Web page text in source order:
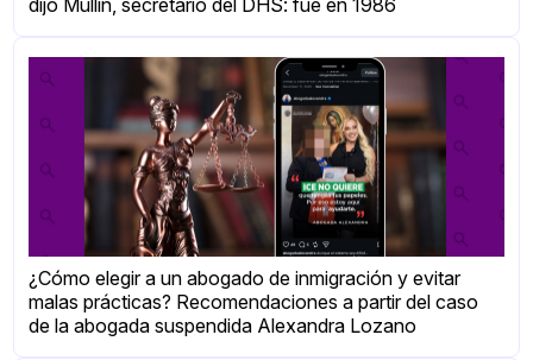
¿Cómo elegir a un abogado de inmigración y evitar
malas prácticas? Recomendaciones a partir del caso
de la abogada suspendida Alexandra Lozano